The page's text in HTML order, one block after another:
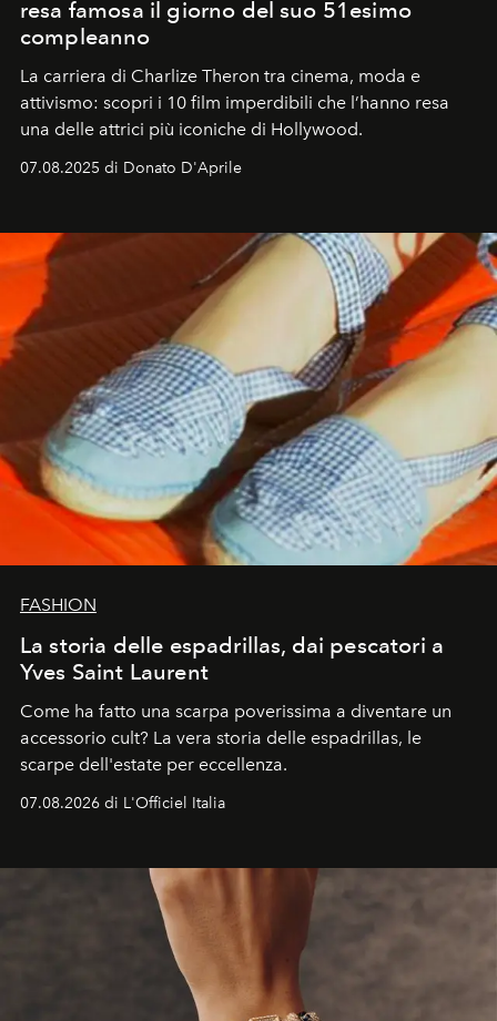
resa famosa il giorno del suo 51esimo
compleanno
La carriera di Charlize Theron tra cinema, moda e
attivismo: scopri i 10 film imperdibili che l’hanno resa
una delle attrici più iconiche di Hollywood.
07.08.2025 di Donato D'Aprile
FASHION
La storia delle espadrillas, dai pescatori a
Yves Saint Laurent
Come ha fatto una scarpa poverissima a diventare un
accessorio cult? La vera storia delle espadrillas, le
scarpe dell'estate per eccellenza.
07.08.2026 di L'Officiel Italia